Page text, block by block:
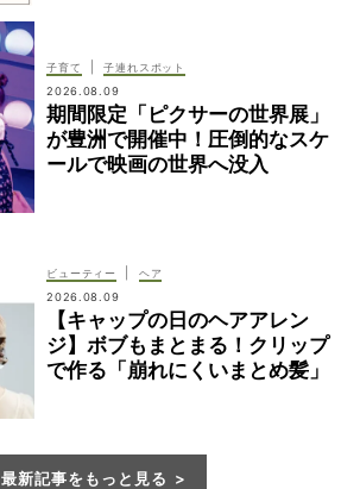
子育て
子連れスポット
2026.08.09
期間限定「ピクサーの世界展」
が豊洲で開催中！圧倒的なスケ
ールで映画の世界へ没入
ビューティー
ヘア
2026.08.09
【キャップの日のヘアアレン
ジ】ボブもまとまる！クリップ
で作る「崩れにくいまとめ髪」
最新記事をもっと見る